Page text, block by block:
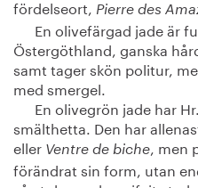
fördelseort, Pierre des
En olivefärgad jade är
Östergöthland, ganska
samt tager skön politur,
med smergel.
En olivegrön jade har
smälthetta. Den har
eller Ventre de biche, men
förändrat sin form, utan